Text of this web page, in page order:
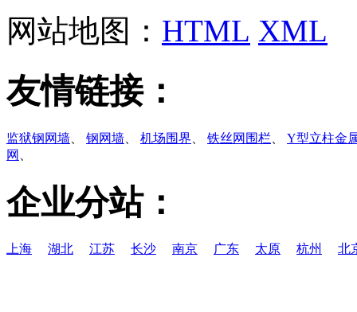
网站地图： HTML XML
友情链接：
监狱钢网墙 钢网墙 机场围界 铁丝网围栏
Y型立柱金
网
企业分站：
上海 湖北 江苏 长沙 南京 广东 太原 杭州 北